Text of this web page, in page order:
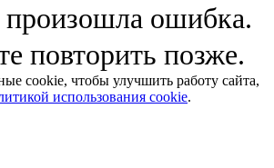
произошла ошибка.
повторить позже.
cookie, чтобы улучшить работу сайта,
использования cookie.